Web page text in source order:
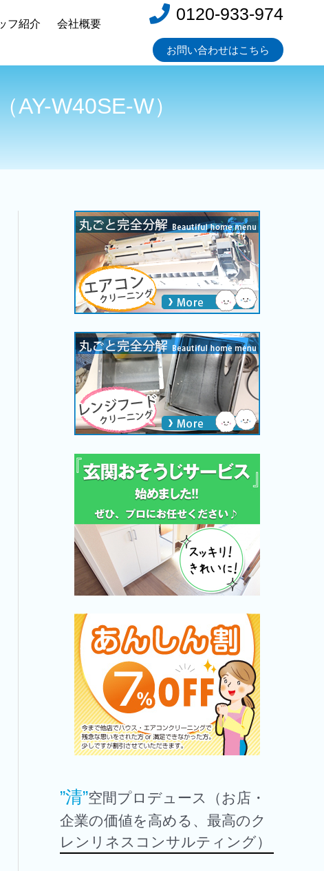
フ紹介 会社概要
0120-933-974
お問い合わせはこちら
W40SE-W）
”清”空間プロデュース（お店・
企業の価値を高める、最高のク
レンリネスコンサルティング）